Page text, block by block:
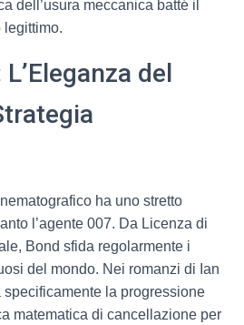
dell’usura meccanica batté il
legittimo.
del
ha uno stretto
l’agente 007. Da Licenza di
Bond sfida regolarmente i
del mondo. Nei romanzi di Ian
la progressione
matematica di cancellazione per